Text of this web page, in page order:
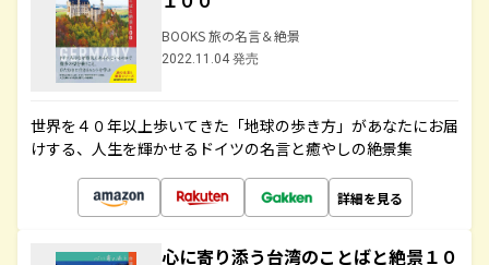
BOOKS 旅の名言＆絶景
2022.11.04 発売
世界を４０年以上歩いてきた「地球の歩き方」があなたにお届
けする、人生を輝かせるドイツの名言と癒やしの絶景集
詳細を見る
心に寄り添う台湾のことばと絶景１０